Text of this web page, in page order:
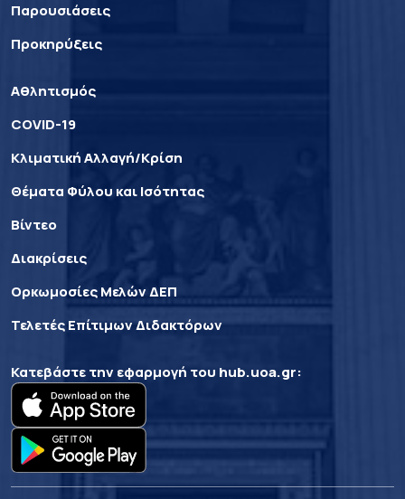
Παρουσιάσεις
Προκηρύξεις
Αθλητισμός
COVID-19
Κλιματική Αλλαγή/Κρίση
Θέματα Φύλου και Ισότητας
Βίντεο
Διακρίσεις
Ορκωμοσίες Μελών ΔΕΠ
Τελετές Επίτιμων Διδακτόρων
Κατεβάστε την εφαρμογή του hub.uoa.gr: